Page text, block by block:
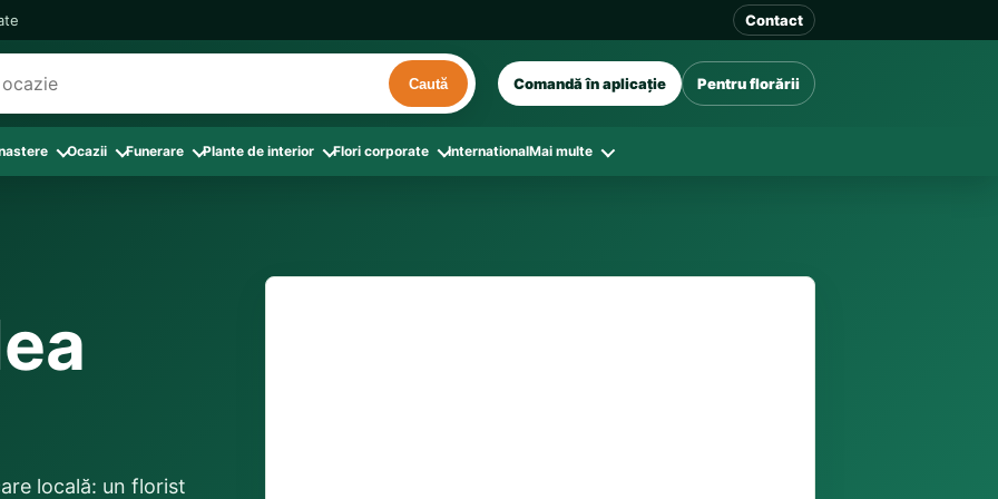
Contact
Caută Comandă în aplicație Pentru florării
interior
rosii
Mama
Prieteni
Ocazii Funerare
Buchete funerare
Plante de interior
flori
Flori corporate
si Colegi
InternationalMai multe
Flori de Florii
Flori de Paste
locală: un florist